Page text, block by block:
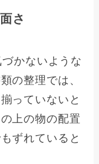
さ
かないような
の整理では、
っていないと
上の物の配置
ずれていると